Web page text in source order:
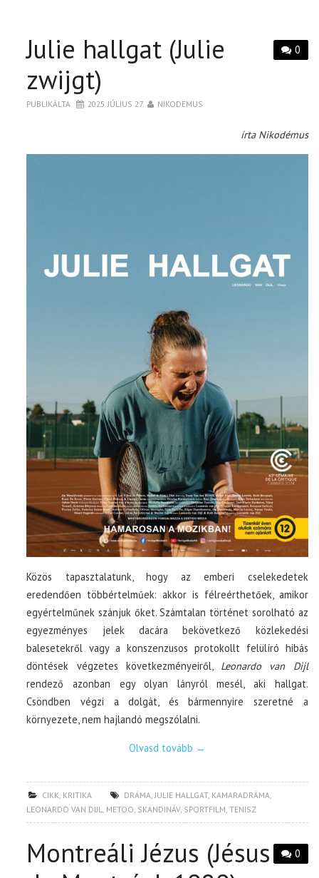
0
Julie hallgat (Julie
zwijgt)
PUBLIKÁLTA 2025. JÚLIUS 27. NIKODEMUS
írta Nikodémus
Közös tapasztalatunk, hogy az emberi cselekedetek
eredendően többértelműek: akkor is félreérthetőek, amikor
egyértelműnek szánjuk őket. Számtalan történet sorolható az
egyezményes jelek dacára bekövetkező közlekedési
balesetekről vagy a konszenzusos protokollt felülíró hibás
döntések végzetes következményeiről, Leonardo van Dijl
rendező azonban egy olyan lányról mesél, aki hallgat.
Csöndben végzi a dolgát, és bármennyire szeretné a
környezete, nem hajlandó megszólalni.
Olvasd tovább →
CIKK KRITIKA DRÁMA JULIE HALLGAT, KAMARADRÁMA
LEONARDO VAN DIJL
METOO SKANDINÁV, SPORTFILM ,TENISZ
0
Montreáli Jézus (Jésus